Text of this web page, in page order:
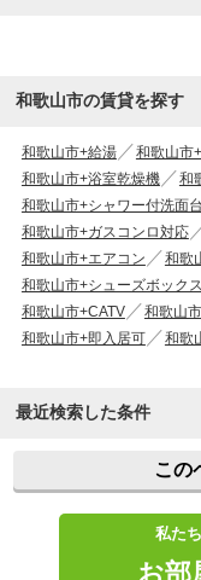
和歌山市の賃貸を探す
和歌山市+給湯 和歌山市
和歌山市+浴室乾燥機
和
和歌山市+シャワー付洗面台
和歌山市+ガスコンロ対応
和歌山市+エアコン
和歌
和歌山市+シューズボックス
和歌山市+CATV
和歌山
和歌山市+即入居可
和歌
最近検索した条件
この
私た
お部